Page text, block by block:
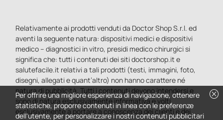
Relativamente ai prodotti venduti da Doctor Shop S.r.l. ed
aventi la seguente natura: dispositivi medici e dispositivi
medico – diagnostici in vitro, presidi medico chirurgici si
significa che: tutti i contenuti dei siti doctorshop.it e
salutefacile.it relativi a tali prodotti (testi, immagini, foto,
disegni, allegati e quant’altro) non hanno carattere né
natura di pubblicità. Tutti i contenuti devono intendersi e
sono di natura esclusivamente informativa e volti
esclusivamente a portare a conoscenza dei clienti e dei
cancel
Per offrire una migliore esperienza di navigazione, ottenere
statistiche, proporre contenuti in linea con le preferenze
dell'utente, per personalizzare i nostri contenuti pubblicitari